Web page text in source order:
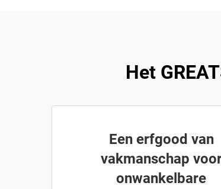
Het
Een erfgood van
vakmanschap
onwankelbare